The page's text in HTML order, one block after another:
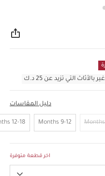
التي تزيد عن 25 د.ك
دليل المقاسات
9-12 Months
12-18 Months
اخر قطعة متوفرة